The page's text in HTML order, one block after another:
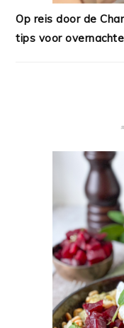
Op reis door de
tips voor